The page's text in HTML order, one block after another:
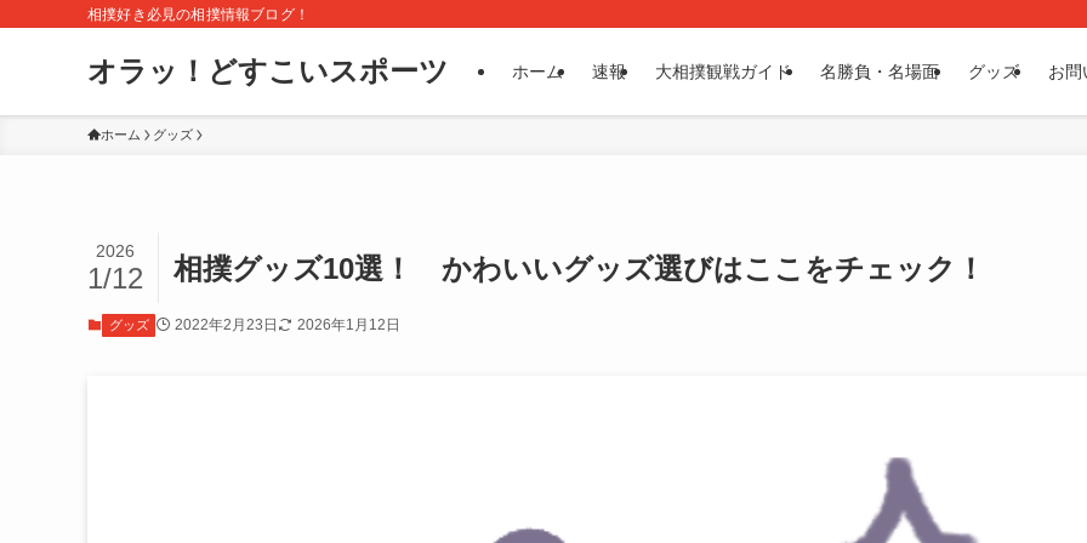
相撲好き必見の相撲情報ブログ！
オラッ！どすこいスポーツ ホーム 速報 大相撲観戦ガイド 名勝負・名場面 グッズ お問
ホーム グッズ
相撲グッズ10選！ かわいいグッズ選びはここをチェック！
2026
1/12
グッズ 2022年2月23日 2026年1月12日